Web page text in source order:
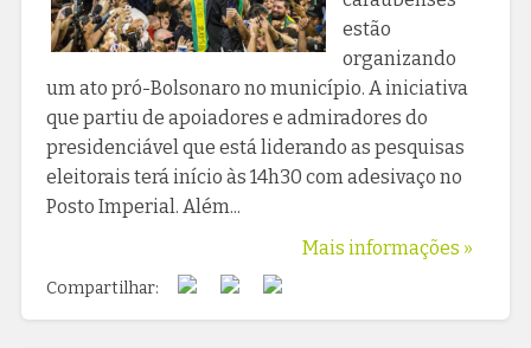
estão
organizando
um ato pró-Bolsonaro no município. A iniciativa
que partiu de apoiadores e admiradores do
presidenciável que está liderando as pesquisas
eleitorais terá início às 14h30 com adesivaço no
Posto Imperial. Além...
Mais informações »
Compartilhar: